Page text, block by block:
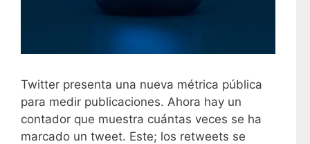
Twitter presenta una nueva métrica pública
para medir publicaciones. Ahora hay un
contador que muestra cuántas veces se ha
marcado un tweet. Este; los retweets se